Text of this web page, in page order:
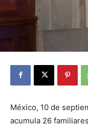
México, 10 de
acumula 26